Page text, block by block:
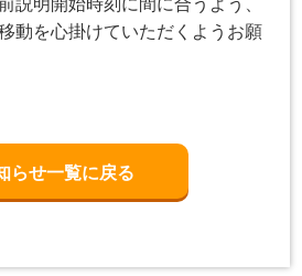
説明開始時刻に間に合うよう、
動を心掛けていただくようお願
らせ一覧に戻る